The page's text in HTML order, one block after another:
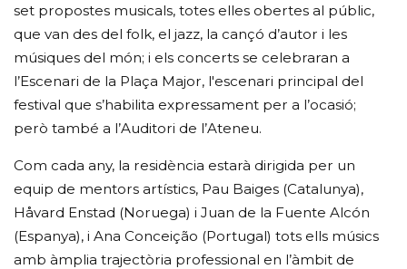
set propostes musicals, totes elles obertes al públic,
que van des del folk, el jazz, la cançó d’autor i les
músiques del món; i els concerts se celebraran a
l’Escenari de la Plaça Major, l'escenari principal del
festival que s’habilita expressament per a l’ocasió;
però també a l’Auditori de l’Ateneu.
Com cada any, la residència estarà dirigida per un
equip de mentors artístics, Pau Baiges (Catalunya),
Håvard Enstad (Noruega) i Juan de la Fuente Alcón
(Espanya), i Ana Conceição (Portugal) tots ells músics
amb àmplia trajectòria professional en l’àmbit de